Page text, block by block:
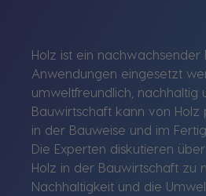
Holz ist ein
Anwendungen eingesetzt
umweltfreundlich, nachhaltig
Bauwirtschaft kann von Holz
in der Bauweise und im
Die Experten diskutieren
Holz in der Bauwirtschaft zu
Nachhaltigkeit und die